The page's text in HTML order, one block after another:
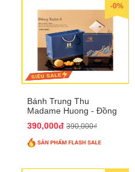
-0%
Bánh Trung Thu
Madame Huong - Đồng
390,000đ 390,000₫